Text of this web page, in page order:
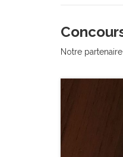
Notre partenaire